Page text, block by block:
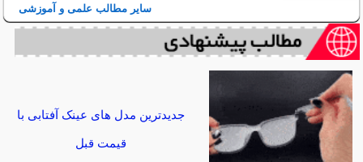
سایر مطالب علمی و آموزشی
جدیدترین مدل های عینک آفتابی با
قیمت قبل